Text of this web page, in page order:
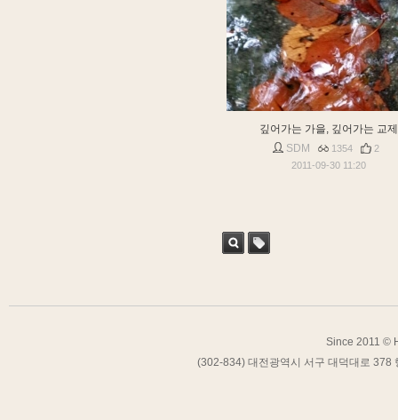
깊어가는 가을, 깊어가는 교제
SDM
1354
2
2011-09-30 11:20
Since 2011 ©
(302-834) 대전광역시 서구 대덕대로 378